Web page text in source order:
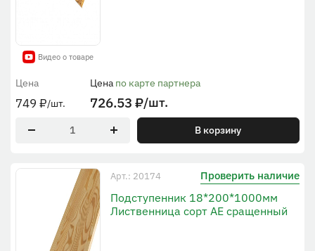
Видео о товаре
Цена
749 ₽/шт.
Цена по карте партнера
726.53 ₽/шт.
В корзину
Арт.: 20174 Проверить наличие
Подступенник 18*200*1000мм
Лиственница сорт АЕ сращенный